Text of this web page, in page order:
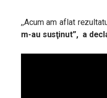
,,Acum am aflat
m-au susţinut”, a